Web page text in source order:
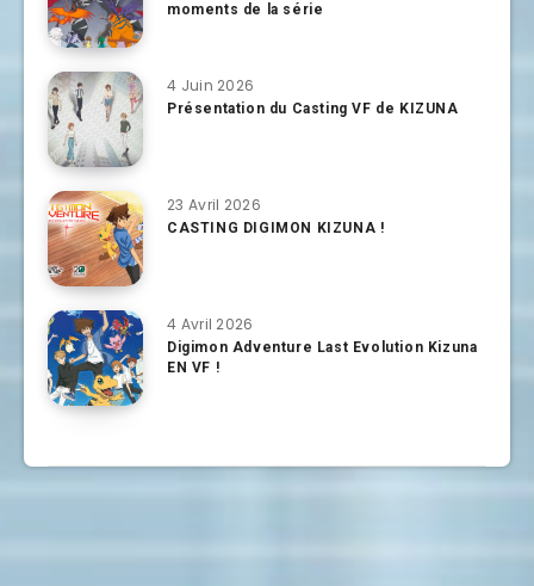
moments de la série
4 Juin 2026
Présentation du Casting VF de KIZUNA
23 Avril 2026
CASTING DIGIMON KIZUNA !
4 Avril 2026
Digimon Adventure Last Evolution Kizuna
EN VF !